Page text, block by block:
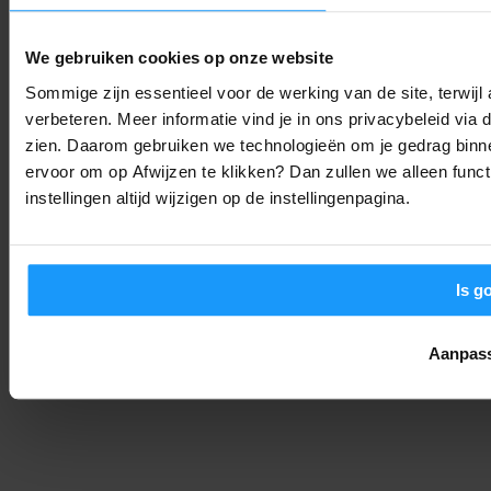
We gebruiken cookies op onze website
Sommige zijn essentieel voor de werking van de site,
verbeteren. Meer informatie vind je in ons privacybeleid via
zien. Daarom gebruiken we technologieën om je gedrag
ervoor om op Afwijzen te klikken? Dan zullen we alleen
instellingen altijd wijzigen op de instellingenpagina.
Is
weten
Smart Home Nieuws Joshua - 5. augustus 2026
Pixel 10 gebruikers opgelet: Deze update lost je touch-
problemen op
LAAD MEER